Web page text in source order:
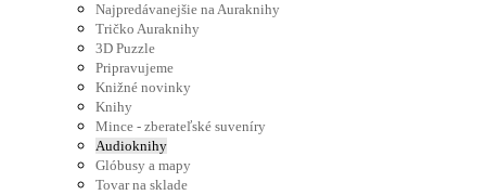
Najpredávanejšie na Auraknihy
Tričko Auraknihy
3D Puzzle
Pripravujeme
Knižné novinky
Knihy
Mince - zberateľské suveníry
Audioknihy
Glóbusy a mapy
Tovar na sklade